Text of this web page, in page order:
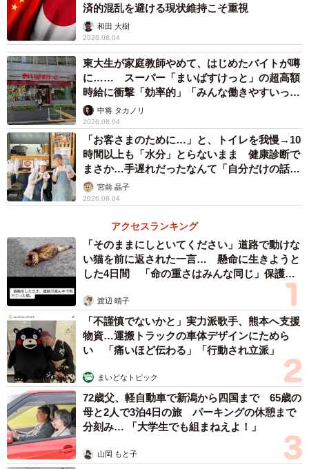
4/14
さらに数日後にはまた指示変更が…（えりたさん提供）
さらに数日後には「やっぱりAだ、Aにしろ！」と意見を変
えて、えりたさんは上司に振り回されっぱなしになってし
まいます。しかも上司本人も忙しいらしく、指示変更だけ
伝えると出掛けてしまうので、えりたさんはストレスが溜
まる一方です。
済的混乱を避ける現状維持こそ重視
和田 大樹
2026.08.04
東大生が家庭教師やめて、はじめたバイトが噂
に…… スーパー「まいばすけっと」の超高額
時給に衝撃「効率的」「みんな働きやすいって
言ってる」
中将 タカノリ
2026.08.04
「お客さまのために…」と、トイレを我慢→10
時間以上も「水分」とらないまま 健康診断で
まさか…手遅れだったなんて「自分だけの話で
はなく、日本中で起きている問題では？」
宮前 晶子
2026.08.04
アクセスランキング
「そのままにしといてください」道路で動けな
い猫を前に返された一言… 懸命に生きようと
した4日間 「命の重さはみんな同じ」保護団
渡辺 晴子
「不謹慎でないかと」実力派歌手、熊本へ支援
物資…運搬トラックの車体デザインにためら
い 「痛いほど伝わる」「行動され立派」
まいどなトピック
72歳父、軽自動車で新潟から四国まで 65歳の
母と2人で3泊4日の旅 パーキングの休憩まで
分刻み… 「大学生でも組まねえよ！」
山岡 もと子